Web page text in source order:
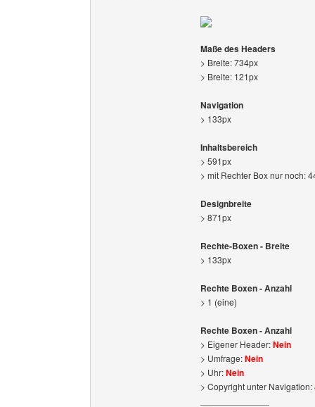
Maße des Headers
> Breite: 734px
> Breite: 121px
Navigation
> 133px
Inhaltsbereich
> 591px
> mit Rechter Box nur noch:
Designbreite
> 871px
Rechte-Boxen - Breite
> 133px
Rechte Boxen - Anzahl
> 1 (eine)
Rechte Boxen - Anzahl
> Eigener Header:Nein
> Umfrage:Nein
> Uhr:Nein
> Copyright unter Navigation: